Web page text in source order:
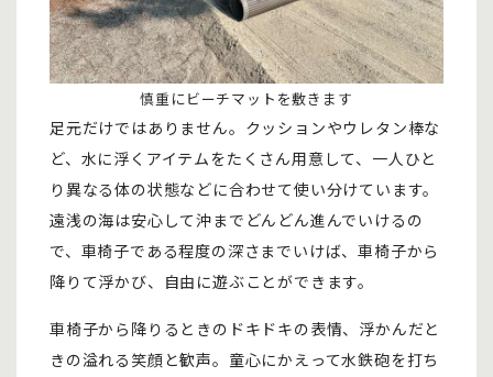
慎重にビーチマットを敷きます
足元だけではありません。クッションやウレタン棒な
ど、水に浮くアイテムをたくさん用意して、一人ひと
り異なる体の状態などに合わせて使い分けています。
遠浅の海は安心して沖までどんどん進んでいけるの
で、車椅子である程度の深さまでいけば、車椅子から
降りて浮かび、自由に遊ぶことができます。
車椅子から降りるときのドキドキの表情、浮かんだと
きの溢れる笑顔と歓声。童心にかえって水鉄砲を打ち